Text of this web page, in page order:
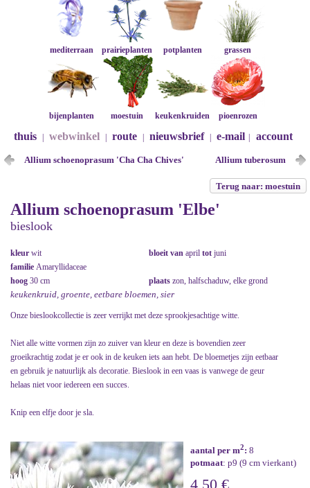
mediterraan prairieplanten potplanten grassen
bijenplanten moestuin keukenkruiden pioenrozen
thuis webwinkel route nieuwsbrief e-mail account
Allium schoenoprasum 'Cha Cha Chives' Allium tuberosum
Terug naar: moestuin
Allium schoenoprasum 'Elbe'
bieslook
kleur wit bloeit van april tot juni
familie Amaryllidaceae
hoog 30 cm plaats zon, halfschaduw, elke grond
keukenkruid, groente, eetbare bloemen, sier
Onze bieslookcollectie is zeer verrijkt met deze sprookjesachtige witte.
Niet alle witte vormen zijn zo zuiver van kleur en deze is bovendien zeer
groeikrachtig zodat je er ook in de keuken iets aan hebt. De bloemetjes zijn eetbaar
en gebruik je natuurlijk als decoratie. Bieslook in een vaas is vanwege de geur
helaas niet voor iedereen een succes.
Knip een elfje door je sla.
aantal per m2: 8
potmaat: p9 (9 cm vierkant)
4,50 €